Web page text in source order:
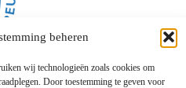
beheren
wij technologieën zoals cookies om
Door toestemming te geven voor